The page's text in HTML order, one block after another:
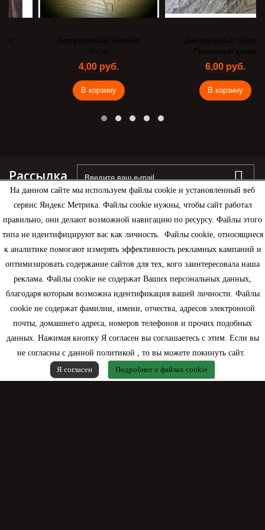
На данном сайте мы используем файлы cookie и установленный веб
сервис Яндекс Метрика. Файлы cookie нужны, чтобы сайт работал
правильно, они делают возможной навигацию по ресурсу. Файлы этого
типа не идентифицируют вас как личность. Файлы cookie, относящиеся
к аналитике помогают измерять эффективность рекламных кампаний и
оптимизировать содержание сайтов для тех, кого заинтересовала наша
реклама. Файлы cookie не содержат Ваших персональных данных,
благодаря которым возможна идентификация вашей личности. Файлы
cookie не содержат фамилии, имени, отчества, адресов электронной
почты, домашнего адреса, номеров телефонов и прочих подобных
данных. Нажимая кнопку Я согласен вы соглашаетесь с этим. Если вы
не согласны с данной политикой , то вы можете покинуть сайт.
Я согласен
Подробнее о файлах cookie
Декоративный элемент
4,00 руб.
В корзину
Декоративный элемент
Пряничный домик
6,00 руб.
В корзину
Рассылка
Информация
Моя учетная запись
Контактная информация